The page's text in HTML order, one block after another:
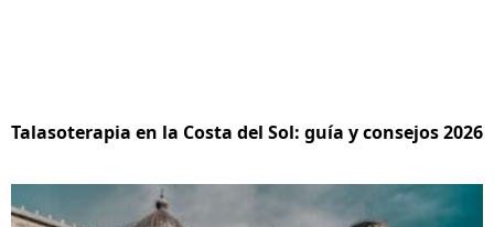
Talasoterapia en la Costa del Sol: guía y consejos 2026